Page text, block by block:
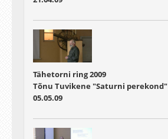
Tähetorni ring 2009
Tõnu Tuvikene "Saturni perekond"
05.05.09